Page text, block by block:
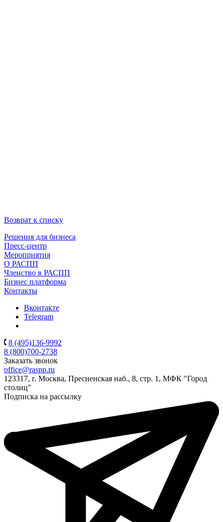
Возврат к списку
Решения для бизнеса
Пресс-центр
Мероприятия
О РАСПП
Членство в РАСПП
Бизнес платформа
Контакты
Вконтакте
Telegram
8 (495)136-9992
8 (800)700-2738
Заказать звонок
office@raspp.ru
123317, г. Москва, Пресненская наб., 8, стр. 1, МФК "Город
столиц"
Подписка на рассылку